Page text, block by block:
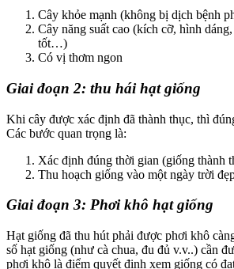
Cây khỏe mạnh (không bị dịch bệnh
Cây năng suất cao (kích cỡ, hình
tốt…)
Có vị thơm ngon
Giai đoạn 2: thu hái hạt giống
Khi cây được xác định đã thành thục, thì
Các bước quan trọng là:
Xác định đúng thời gian (giống thành
Thu hoạch giống vào một ngày trời
Giai đoạn 3: Phơi khô hạt giống
Hạt giống đã thu hút phải được phơi khô
số hạt giống (như cà chua, đu đủ v.v..) cần
phơi khô là điểm quyết định xem giống có